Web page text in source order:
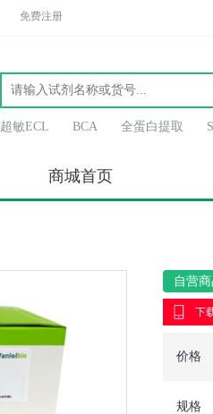
免费注册
超敏ECL BCA 全蛋白提取
商城首页
自营
下
价格
规格